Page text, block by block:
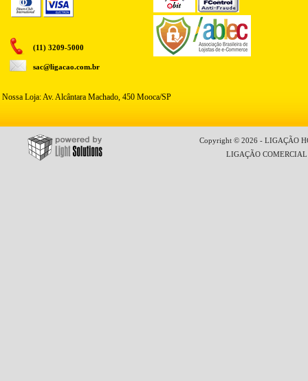
(11) 3209-5000
sac@ligacao.com.br
Nossa Loja: Av. Alcântara Machado, 450 Mooca/SP
Copyright © 2026 - LIGAÇÃO
LIGAÇÃO